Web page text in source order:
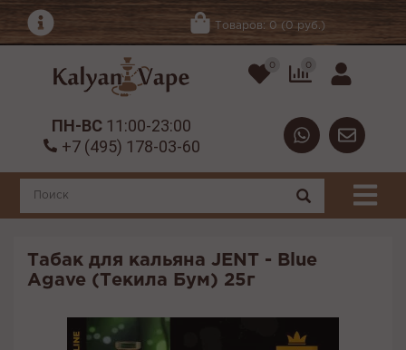
Товаров: 0 (0 руб.)
0 0
ПН-ВС 11:00-23:00
+7 (495) 178-03-60
Табак для кальяна JENT - Blue
Agave (Текила Бум) 25г